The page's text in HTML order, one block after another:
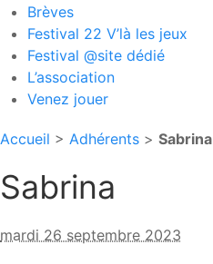
Brèves
Festival 22 V’là les jeux
Festival @site dédié
L’association
Venez jouer
Accueil > Adhérents > Sabrina
Sabrina
mardi 26 septembre 2023